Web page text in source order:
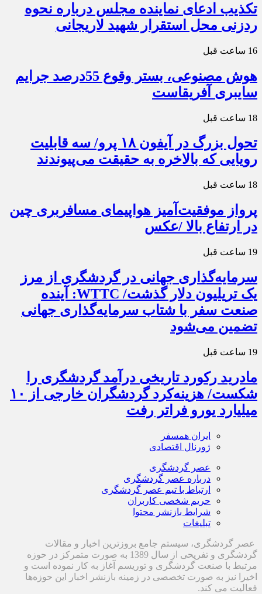
تکذیب ادعای نماینده مجلس درباره نحوه
ردزنی محل استقرار شهید لاریجانی
16 ساعت قبل
هوش مصنوعی، بستر وقوع 55درصد جرایم
سایبری آفریقاست
18 ساعت قبل
تحول بزرگ در آیفون ۱۸ پرو/ سه قابلیت
رویایی که بالاخره به حقیقت می‌پیوندند
18 ساعت قبل
پرواز موفقیت‌آمیز هواپیمای مسافربری چین
در ارتفاع بالا /عکس
19 ساعت قبل
سرمایه‌گذاری جهانی در گردشگری از مرز
یک تریلیون دلار گذشت/ WTTC: آینده
صنعت سفر با شتاب سرمایه‌گذاری جهانی
تضمین می‌شود
19 ساعت قبل
مادرید رکورد تاریخی درآمد گردشگری را
شکست/ هزینه‌کرد گردشگران خارجی از ۱۰
میلیارد یورو فراتر رفت
ایران همسفر
ژورنال اقتصادی
عصر گردشگری
درباره عصر گردشگری
ارتباط با تیم عصر گردشگری
حریم شخصی کاربران
شرایط بازنشر محتوا
تبلیغات
عصر گردشگری، سیستم جامع بروزترین اخبار و مقالات
گردشگری و تفریحی از سال 1389 به صورت متمرکز در حوزه
مرتبط با صنعت گردشگری و توریسم آغاز به کار نموده است و
اخیرا نیز به صورت تخصصی در زمینه بازنشر اخبار این حوزه‌ها
فعالیت می کند.